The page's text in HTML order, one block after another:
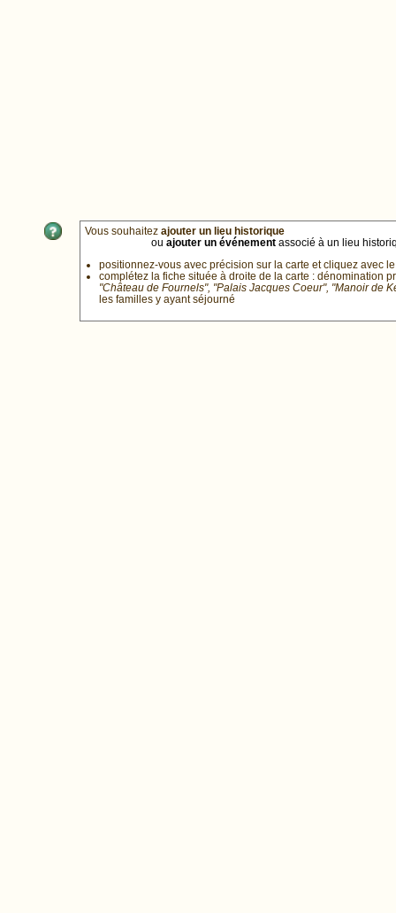
Vous souhaitez ajouter un lieu historique
ou ajouter un événement associé à un lieu
positionnez-vous avec précision sur la carte et cliquez avec
complétez la fiche située à droite de la carte : dénomination
"Château de Fournels", "Palais Jacques Coeur", "Manoir de
les familles y ayant séjourné